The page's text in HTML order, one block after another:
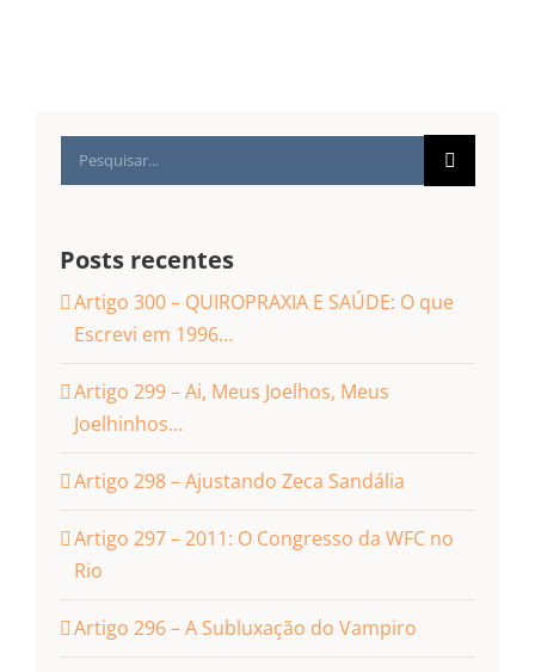
Buscar
resultados
Posts recentes
Artigo 300 – QUIROPRAXIA E SAÚDE: O que
Escrevi em 1996…
Artigo 299 – Ai, Meus Joelhos, Meus
Joelhinhos…
Artigo 298 – Ajustando Zeca Sandália
Artigo 297 – 2011: O Congresso da WFC no
Rio
Artigo 296 – A Subluxação do Vampiro